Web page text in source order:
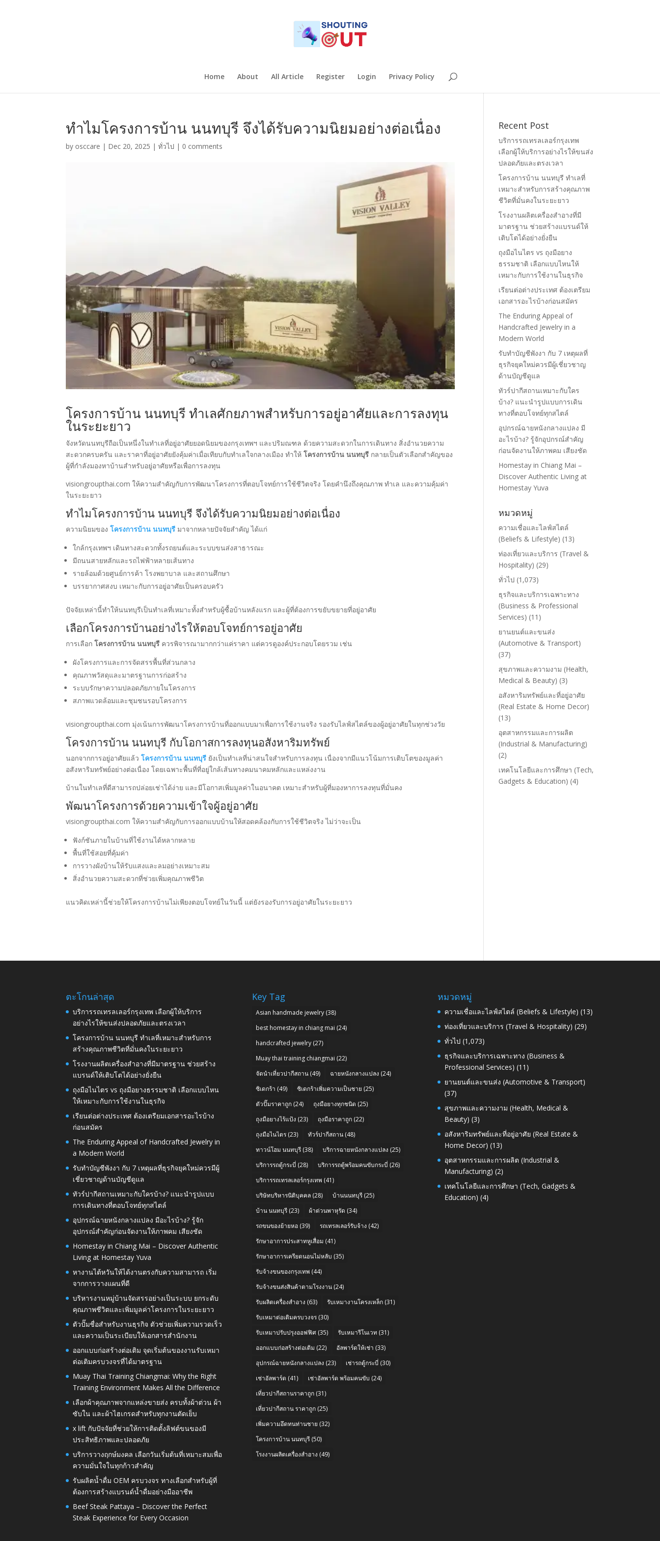
Home About All Article Register Login Privacy Policy
ทำไมโครงการบ้าน นนทบุรี จึงได้รับความนิยมอย่างต่อเนื่อง
by osccare | Dec 20, 2025 |ทั่วไป | 0 comments
โครงการบ้าน นนทบุรี ทำเลศักยภาพสำหรับการอยู่อาศัยและการลงทุน
ในระยะยาว
จังหวัดนนทบุรีถือเป็นหนึ่งในทำเลที่อยู่อาศัยยอดนิยมของกรุงเทพฯ และปริมณฑล ด้วยความสะดวกในการเดินทาง สิ่งอำนวยความ
สะดวกครบครัน และราคาที่อยู่อาศัยยังคุ้มค่าเมื่อเทียบกับทำเลใจกลางเมือง ทำให้โครงการบ้าน นนทบุรี กลายเป็นตัวเลือกสำคัญของ
ผู้ที่กำลังมองหาบ้านสำหรับอยู่อาศัยหรือเพื่อการลงทุน
visiongroupthai.com ให้ความสำคัญกับการพัฒนาโครงการที่ตอบโจทย์การใช้ชีวิตจริง โดยคำนึงถึงคุณภาพ ทำเล และความคุ้มค่า
ในระยะยาว
ทำไมโครงการบ้าน นนทบุรี จึงได้รับความนิยมอย่างต่อเนื่อง
ความนิยมของโครงการบ้าน นนทบุรี มาจากหลายปัจจัยสำคัญ ได้แก่
ใกล้กรุงเทพฯ เดินทางสะดวกทั้งรถยนต์และระบบขนส่งสาธารณะ
มีถนนสายหลักและรถไฟฟ้าหลายเส้นทาง
รายล้อมด้วยศูนย์การค้า โรงพยาบาล และสถานศึกษา
บรรยากาศสงบ เหมาะกับการอยู่อาศัยเป็นครอบครัว
ปัจจัยเหล่านี้ทำให้นนทบุรีเป็นทำเลที่เหมาะทั้งสำหรับผู้ซื้อบ้านหลังแรก และผู้ที่ต้องการขยับขยายที่อยู่อาศัย
เลือกโครงการบ้านอย่างไรให้ตอบโจทย์การอยู่อาศัย
การเลือกโครงการบ้าน นนทบุรี ควรพิจารณามากกว่าแค่ราคา แต่ควรดูองค์ประกอบโดยรวม เช่น
ผังโครงการและการจัดสรรพื้นที่ส่วนกลาง
คุณภาพวัสดุและมาตรฐานการก่อสร้าง
ระบบรักษาความปลอดภัยภายในโครงการ
สภาพแวดล้อมและชุมชนรอบโครงการ
visiongroupthai.com มุ่งเน้นการพัฒนาโครงการบ้านที่ออกแบบมาเพื่อการใช้งานจริง รองรับไลฟ์สไตล์ของผู้อยู่อาศัยในทุกช่วงวัย
โครงการบ้าน นนทบุรี กับโอกาสการลงทุนอสังหาริมทรัพย์
นอกจากการอยู่อาศัยแล้วโครงการบ้าน นนทบุรี ยังเป็นทำเลที่น่าสนใจสำหรับการลงทุน เนื่องจากมีแนวโน้มการเติบโตของมูลค่า
อสังหาริมทรัพย์อย่างต่อเนื่อง โดยเฉพาะพื้นที่ที่อยู่ใกล้เส้นทางคมนาคมหลักและแหล่งงาน
บ้านในทำเลที่ดีสามารถปล่อยเช่าได้ง่าย และมีโอกาสเพิ่มมูลค่าในอนาคต เหมาะสำหรับผู้ที่มองหาการลงทุนที่มั่นคง
พัฒนาโครงการด้วยความเข้าใจผู้อยู่อาศัย
visiongroupthai.com ให้ความสำคัญกับการออกแบบบ้านให้สอดคล้องกับการใช้ชีวิตจริง ไม่ว่าจะเป็น
ฟังก์ชันภายในบ้านที่ใช้งานได้หลากหลาย
พื้นที่ใช้สอยที่คุ้มค่า
การวางผังบ้านให้รับแสงและลมอย่างเหมาะสม
สิ่งอำนวยความสะดวกที่ช่วยเพิ่มคุณภาพชีวิต
แนวคิดเหล่านี้ช่วยให้โครงการบ้านไม่เพียงตอบโจทย์ในวันนี้ แต่ยังรองรับการอยู่อาศัยในระยะยาว
Recent Post
บริการรถเทรลเลอร์กรุงเทพ
เลือกผู้ให้บริการอย่างไรให้ขนส่ง
ปลอดภัยและตรงเวลา
โครงการบ้าน นนทบุรี ทำเลที่
เหมาะสำหรับการสร้างคุณภาพ
ชีวิตที่มั่นคงในระยะยาว
โรงงานผลิตเครื่องสำอางที่มี
มาตรฐาน ช่วยสร้างแบรนด์ให้
เติบโตได้อย่างยั่งยืน
ถุงมือไนไตร vs ถุงมือยาง
ธรรมชาติ เลือกแบบไหนให้
เหมาะกับการใช้งานในธุรกิจ
เรียนต่อต่างประเทศ ต้องเตรียม
เอกสารอะไรบ้างก่อนสมัคร
The Enduring Appeal of
Handcrafted Jewelry in a
Modern World
รับทำบัญชีพังงา กับ 7 เหตุผลที่
ธุรกิจยุคใหม่ควรมีผู้เชี่ยวชาญ
ด้านบัญชีดูแล
ทัวร์ปากีสถานเหมาะกับใคร
บ้าง? แนะนำรูปแบบการเดิน
ทางที่ตอบโจทย์ทุกสไตล์
อุปกรณ์ฉายหนังกลางแปลง มี
อะไรบ้าง? รู้จักอุปกรณ์สำคัญ
ก่อนจัดงานให้ภาพคม เสียงชัด
Homestay in Chiang Mai –
Discover Authentic Living at
Homestay Yuva
หมวดหมู่
ความเชื่อและไลฟ์สไตล์
(Beliefs & Lifestyle) (13)
ท่องเที่ยวและบริการ (Travel &
Hospitality) (29)
ทั่วไป (1,073)
ธุรกิจและบริการเฉพาะทาง
(Business & Professional
Services) (11)
ยานยนต์และขนส่ง
(Automotive & Transport)
(37)
สุขภาพและความงาม (Health,
Medical & Beauty) (3)
อสังหาริมทรัพย์และที่อยู่อาศัย
(Real Estate & Home Decor)
(13)
อุตสาหกรรมและการผลิต
(Industrial & Manufacturing)
(2)
เทคโนโลยีและการศึกษา (Tech,
Gadgets & Education) (4)
ตะโกนล่าสุด
บริการรถเทรลเลอร์กรุงเทพ เลือกผู้ให้บริการ
อย่างไรให้ขนส่งปลอดภัยและตรงเวลา
โครงการบ้าน นนทบุรี ทำเลที่เหมาะสำหรับการ
สร้างคุณภาพชีวิตที่มั่นคงในระยะยาว
โรงงานผลิตเครื่องสำอางที่มีมาตรฐาน ช่วยสร้าง
แบรนด์ให้เติบโตได้อย่างยั่งยืน
ถุงมือไนไตร vs ถุงมือยางธรรมชาติ เลือกแบบไหน
ให้เหมาะกับการใช้งานในธุรกิจ
เรียนต่อต่างประเทศ ต้องเตรียมเอกสารอะไรบ้าง
ก่อนสมัคร
The Enduring Appeal of Handcrafted Jewelry in
a Modern World
รับทำบัญชีพังงา กับ 7 เหตุผลที่ธุรกิจยุคใหม่ควรมีผู้
เชี่ยวชาญด้านบัญชีดูแล
ทัวร์ปากีสถานเหมาะกับใครบ้าง? แนะนำรูปแบบ
การเดินทางที่ตอบโจทย์ทุกสไตล์
อุปกรณ์ฉายหนังกลางแปลง มีอะไรบ้าง? รู้จัก
อุปกรณ์สำคัญก่อนจัดงานให้ภาพคม เสียงชัด
Homestay in Chiang Mai – Discover Authentic
Living at Homestay Yuva
หางานไต้หวันให้ได้งานตรงกับความสามารถ เริ่ม
จากการวางแผนที่ดี
บริหารงานหมู่บ้านจัดสรรอย่างเป็นระบบ ยกระดับ
คุณภาพชีวิตและเพิ่มมูลค่าโครงการในระยะยาว
ตัวปั๊มชื่อสำหรับงานธุรกิจ ตัวช่วยเพิ่มความรวดเร็ว
และความเป็นระเบียบให้เอกสารสำนักงาน
ออกแบบก่อสร้างต่อเติม จุดเริ่มต้นของงานรับเหมา
ต่อเติมครบวงจรที่ได้มาตรฐาน
Muay Thai Training Chiangmai: Why the Right
Training Environment Makes All the Difference
เลือกผ้าคุณภาพจากแหล่งขายส่ง ครบทั้งผ้าต่วน ผ้า
ซับใน และผ้าไฮเกรดสำหรับทุกงานตัดเย็บ
x lift กับปัจจัยที่ช่วยให้การติดตั้งลิฟต์ขนของมี
ประสิทธิภาพและปลอดภัย
บริการวางฤกษ์มงคล เลือกวันเริ่มต้นที่เหมาะสมเพื่อ
ความมั่นใจในทุกก้าวสำคัญ
รับผลิตน้ำดื่ม OEM ครบวงจร ทางเลือกสำหรับผู้ที่
ต้องการสร้างแบรนด์น้ำดื่มอย่างมืออาชีพ
Beef Steak Pattaya – Discover the Perfect
Steak Experience for Every Occasion
Key Tag
Asian handmade jewelry(38)
best homestay in chiang mai (24)
handcrafted jewelry(27)
Muay thai training chiangmai (22)
จัดนำเที่ยวปากีสถาน(49) ฉายหนังกลางแปลง (24)
ซิเดกร้า (49) ซิเดกร้าเพิ่มความเป็นชาย (25)
ตัวปั๊มราคาถูก(24) ถุงมือยางทุกชนิด (25)
ถุงมือยางไร้แป้ง (23) ถุงมือราคาถูก(22)
ถุงมือไนไตร(23) ทัวร์ปากีสถาน(48)
ทาวน์โฮม นนทบุรี(38) บริการฉายหนังกลางแปลง (25)
บริการรถตู้กระบี่ (28) บริการรถตู้พร้อมคนขับกระบี่ (26)
บริการรถเทรลเลอร์กรุงเทพ (41)
บริษัทบริหารนิติบุคคล(28) บ้านนนทบุรี(25)
บ้าน นนทบุรี(23) ผ้าต่วนพาหุรัด (34)
รถขนของย้ายหอ(39) รถเทรลเลอร์รับจ้าง (42)
รักษาอาการประสาทหูเสื่อม (41)
รักษาอาการเครียดนอนไม่หลับ (35)
รับจ้างขนของกรุงเทพ (44)
รับจ้างขนส่งสินค้าตามโรงงาน(24)
รับผลิตเครื่องสำอาง (63) รับเหมางานโครงเหล็ก(31)
รับเหมาต่อเติมครบวงจร(30)
รับเหมาปรับปรุงออฟฟิศ(35) รับเหมารีโนเวท (31)
ออกแบบก่อสร้างต่อเติม (22) อัลพาร์ดให้เช่า (33)
อุปกรณ์ฉายหนังกลางแปลง (23) เช่ารถตู้กระบี่ (30)
เช่าอัลพาร์ด (41) เช่าอัลพาร์ด พร้อมคนขับ (24)
เที่ยวปากีสถานราคาถูก(31)
เที่ยวปากีสถาน ราคาถูก(25)
เพิ่มความอึดทนท่านชาย (32)
โครงการบ้าน นนทบุรี(50)
โรงงานผลิตเครื่องสำอาง (49)
หมวดหมู่
ความเชื่อและไลฟ์สไตล์ (Beliefs & Lifestyle) (13)
ท่องเที่ยวและบริการ (Travel & Hospitality) (29)
ทั่วไป (1,073)
ธุรกิจและบริการเฉพาะทาง (Business &
Professional Services) (11)
ยานยนต์และขนส่ง (Automotive & Transport)
(37)
สุขภาพและความงาม (Health, Medical &
Beauty) (3)
อสังหาริมทรัพย์และที่อยู่อาศัย (Real Estate &
Home Decor) (13)
อุตสาหกรรมและการผลิต (Industrial &
Manufacturing) (2)
เทคโนโลยีและการศึกษา (Tech, Gadgets &
Education) (4)